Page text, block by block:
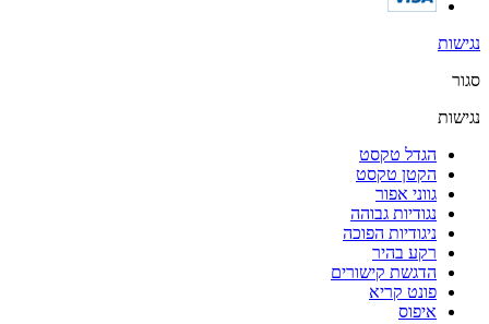
נגישות
סגור
נגישות
הגדל טקסט
הקטן טקסט
גווני אפור
נגודיות גבוהה
ניגודיות הפוכה
רקע בהיר
הדגשת קישורים
פונט קריא
איפוס